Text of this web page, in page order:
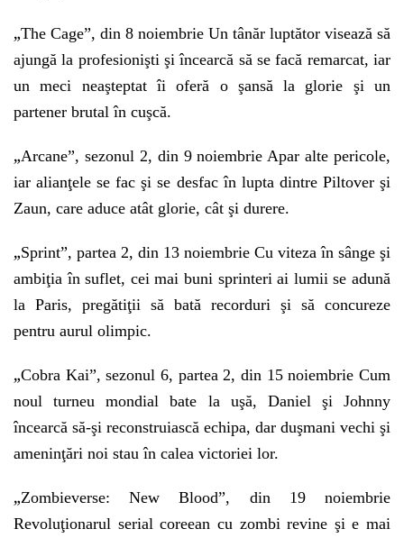
„The Cage”, din 8 noiembrie Un tânăr luptător visează să
ajungă la profesionişti şi încearcă să se facă remarcat, iar
un meci neaşteptat îi oferă o şansă la glorie şi un
partener brutal în cuşcă.
„Arcane”, sezonul 2, din 9 noiembrie Apar alte pericole,
iar alianţele se fac şi se desfac în lupta dintre Piltover şi
Zaun, care aduce atât glorie, cât şi durere.
„Sprint”, partea 2, din 13 noiembrie Cu viteza în sânge şi
ambiţia în suflet, cei mai buni sprinteri ai lumii se adună
la Paris, pregătiţii să bată recorduri şi să concureze
pentru aurul olimpic.
„Cobra Kai”, sezonul 6, partea 2, din 15 noiembrie Cum
noul turneu mondial bate la uşă, Daniel şi Johnny
încearcă să-şi reconstruiască echipa, dar duşmani vechi şi
ameninţări noi stau în calea victoriei lor.
„Zombieverse: New Blood”, din 19 noiembrie
Revoluţionarul serial coreean cu zombi revine şi e mai